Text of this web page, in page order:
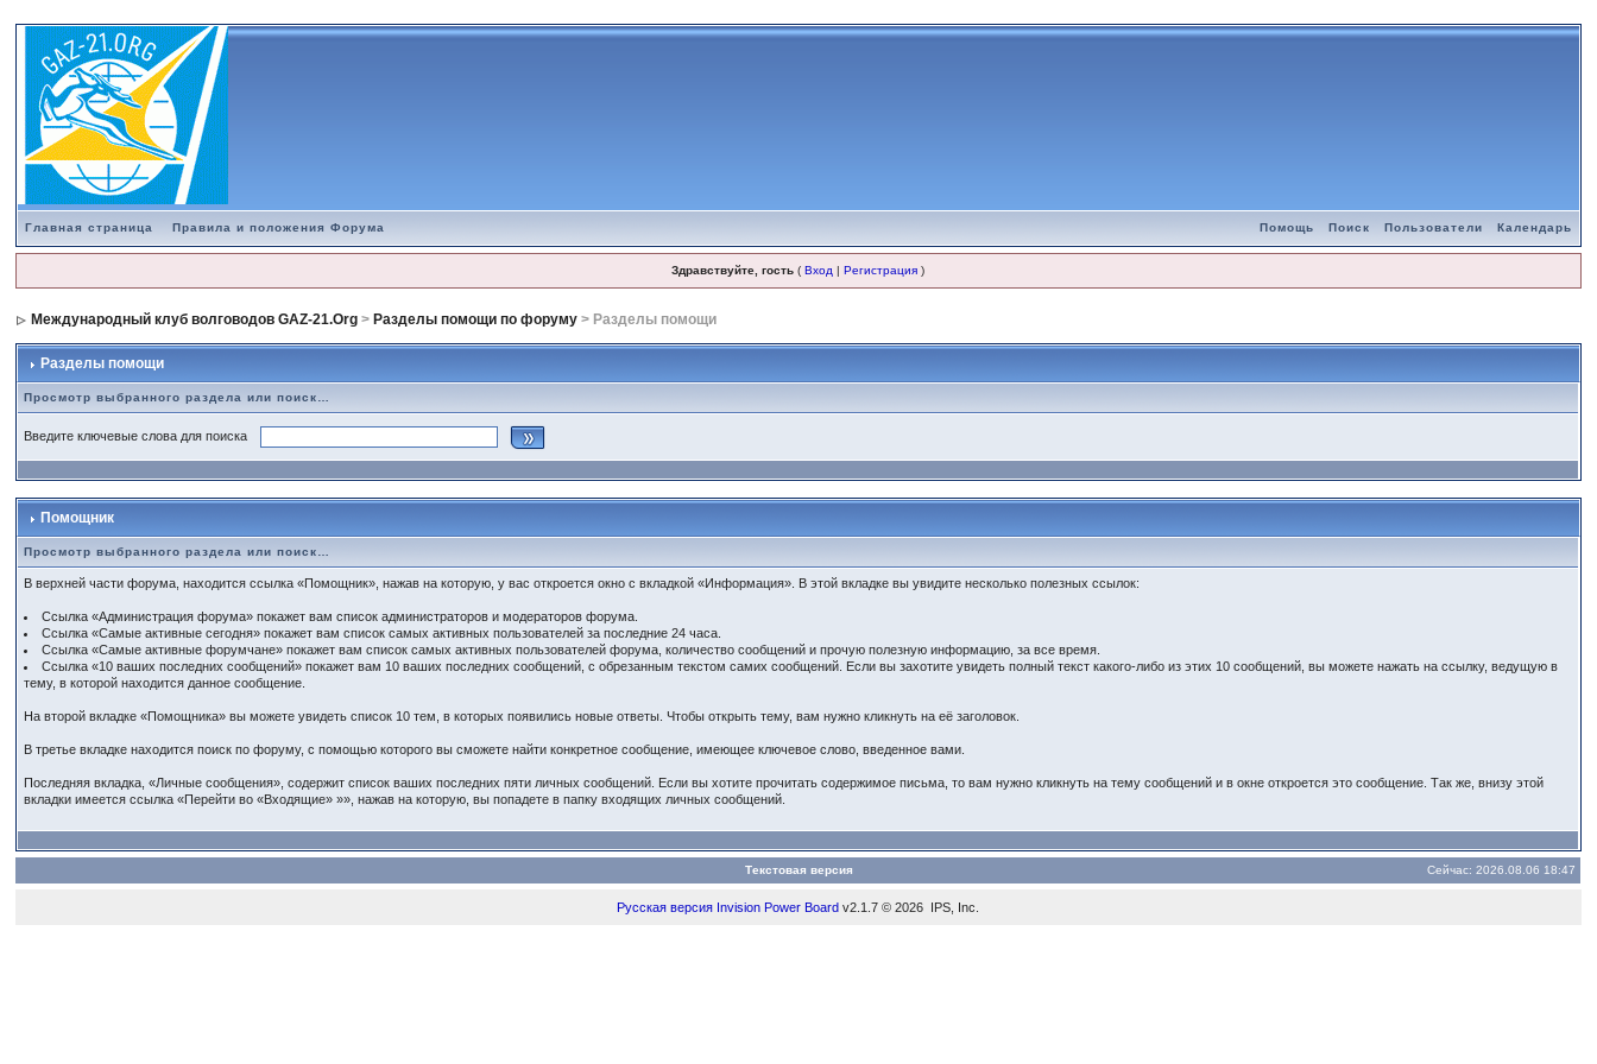
Главная страница Правила и положения Форума Помощь Поиск Пользователи Календарь
Здравствуйте, гость (Вход |Регистрация )
Международный клуб волговодов GAZ-21.Org > Разделы помощи по форуму > Разделы помощи
Разделы помощи
Просмотр выбранного раздела или поиск…
Введите ключевые слова для поиска
Помощник
Просмотр выбранного раздела или поиск…
В верхней части форума, находится ссылка «Помощник», нажав на которую, у вас откроется окно с вкладкой «Информация». В этой вкладке вы увидите несколько полезных ссылок:
Ссылка «Администрация форума» покажет вам список администраторов и модераторов форума.
Ссылка «Самые активные сегодня» покажет вам список самых активных пользователей за последние 24 часа.
Ссылка «Самые активные форумчане» покажет вам список самых активных пользователей форума, количество сообщений и прочую полезную информацию, за все время.
Ссылка «10 ваших последних сообщений» покажет вам 10 ваших последних сообщений, с обрезанным текстом самих сообщений. Если вы захотите увидеть полный текст какого-либо из этих 10 сообщений, вы можете нажать на ссылку, ведущую в
тему, в которой находится данное сообщение.
На второй вкладке «Помощника» вы можете увидеть список 10 тем, в которых появились новые ответы. Чтобы открыть тему, вам нужно кликнуть на её заголовок.
В третье вкладке находится поиск по форуму, с помощью которого вы сможете найти конкретное сообщение, имеющее ключевое слово, введенное вами.
Последняя вкладка, «Личные сообщения», содержит список ваших последних пяти личных сообщений. Если вы хотите прочитать содержимое письма, то вам нужно кликнуть на тему сообщений и в окне откроется это сообщение. Так же, внизу этой
вкладки имеется ссылка «Перейти во «Входящие» »», нажав на которую, вы попадете в папку входящих личных сообщений.
Текстовая версия Сейчас: 2026.08.06 18:47
Русская версия Invision Power Board v2.1.7 © 2026 IPS, Inc.